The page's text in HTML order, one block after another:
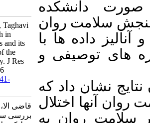
Ghazi A, Amirchaghmaghi M, Taghavi
T. Evaluation the mental health in
patients with oral lichen planus and its
relationship with the severity of the
disease: A cross-sectional study. J Res
Dent Sci 2025; 22 (2) :148-156
URL:
http://jrds.ir/article-1-1541-
قاضی الا، امیرچقماقی مریم، تقوی تینا.
بررسی سلامت روان در بیماران مبتلا